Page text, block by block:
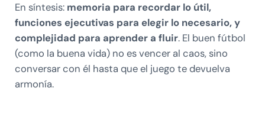
En síntesis: memoria para recordar lo útil,
funciones ejecutivas para elegir lo necesario, y
complejidad para aprender a fluir. El buen fútbol
(como la buena vida) no es vencer al caos, sino
conversar con él hasta que el juego te devuelva
armonía.